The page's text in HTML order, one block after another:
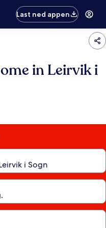
Last ned appen
in Leirvik i